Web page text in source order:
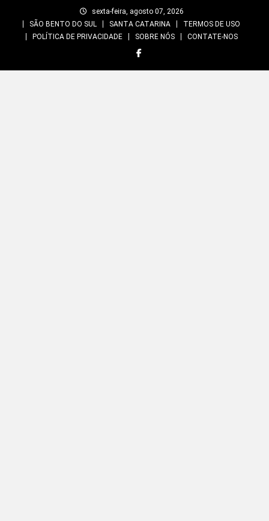
sexta-feira, agosto 07, 2026
SÃO BENTO DO SUL
SANTA CATARINA
TERMOS DE USO
POLÍTICA DE PRIVACIDADE
SOBRE NÓS CONTATE-NOS